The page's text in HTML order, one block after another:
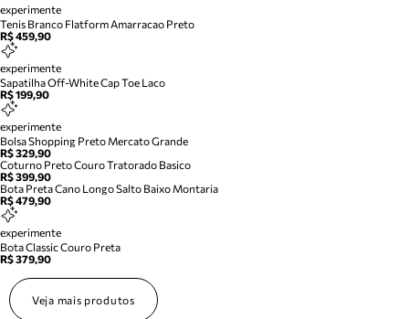
experimente
Tenis Branco Flatform Amarracao Preto
R$ 459,90
experimente
Sapatilha Off-White Cap Toe Laco
R$ 199,90
experimente
Bolsa Shopping Preto Mercato Grande
R$ 329,90
Coturno Preto Couro Tratorado Basico
R$ 399,90
Bota Preta Cano Longo Salto Baixo Montaria
R$ 479,90
experimente
Bota Classic Couro Preta
R$ 379,90
Veja mais produtos